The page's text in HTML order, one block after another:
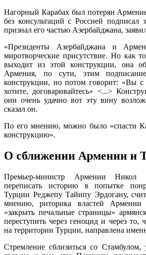
Нагорный Карабах был потерян
без консультаций с Россией подписал
признал его частью Азербайджана,
«Президенты Азербайджана и
миротворческие присутствие. Но как
выходит из этой конструкции, она
Армения, по сути, этим
конструкции, но потом говорит: «Вы с
хотите, договаривайтесь» <...>
они очень удачно вот эту вину
сказал он.
По его мнению, можно было «спасти
конструкцию».
О сближении Армении и
Премьер-министр Армении Никол
переписать историю в попытке
Турции Реджепу Тайипу Эрдогану,
мнению, риторика властей
«закрыть печальные страницы»
переступить через геноцид и через то,
на территории Турции, направлена
Стремление сблизиться со Стамбулом,